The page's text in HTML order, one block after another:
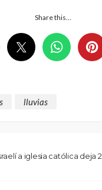
Share this…
lluvias
a iglesia católica deja 2